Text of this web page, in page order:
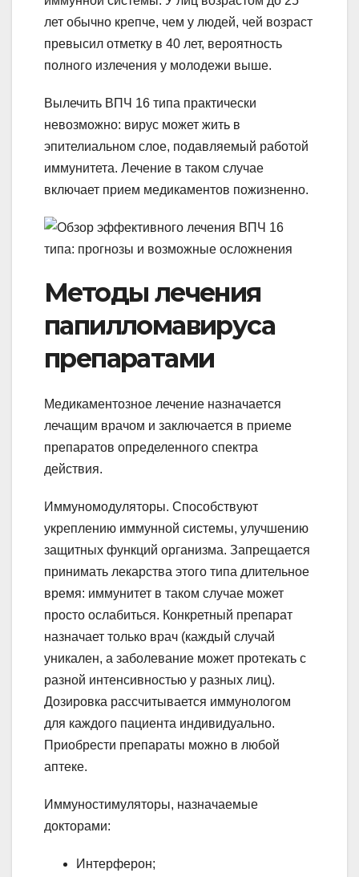
лет обычно крепче, чем у людей, чей возраст
превысил отметку в 40 лет, вероятность
полного излечения у молодежи выше.
Вылечить ВПЧ 16 типа практически
невозможно: вирус может жить в
эпителиальном слое, подавляемый работой
иммунитета. Лечение в таком случае
включает прием медикаментов пожизненно.
Методы лечения
папилломавируса
препаратами
Медикаментозное лечение назначается
лечащим врачом и заключается в приеме
препаратов определенного спектра
действия.
Иммуномодуляторы. Способствуют
укреплению иммунной системы, улучшению
защитных функций организма. Запрещается
принимать лекарства этого типа длительное
время: иммунитет в таком случае может
просто ослабиться. Конкретный препарат
назначает только врач (каждый случай
уникален, а заболевание может протекать с
разной интенсивностью у разных лиц).
Дозировка рассчитывается иммунологом
для каждого пациента индивидуально.
Приобрести препараты можно в любой
аптеке.
Иммуностимуляторы, назначаемые
докторами:
Интерферон;